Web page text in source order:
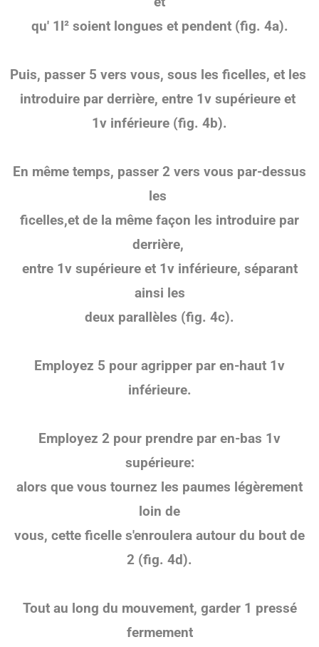
qu' 1l² soient longues et pendent (fig. 4a).
Puis, passer 5 vers vous, sous les ficelles, et les
introduire par derrière, entre 1v supérieure et
1v inférieure (fig. 4b).
En même temps, passer 2 vers vous par-dessus
les
ficelles,et de la même façon les introduire par
derrière,
entre 1v supérieure et 1v inférieure, séparant
ainsi les
deux parallèles (fig. 4c).
Employez 5 pour agripper par en-haut 1v
inférieure.
Employez 2 pour prendre par en-bas 1v
supérieure:
alors que vous tournez les paumes légèrement
loin de
vous, cette ficelle s'enroulera autour du bout de
2 (fig. 4d).
Tout au long du mouvement, garder 1 pressé
fermement